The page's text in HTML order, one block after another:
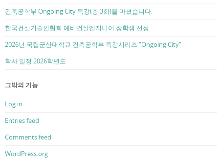
건축공학부 Ongoing City 특강(총 3회)을 마쳤습니다.
한국건설기술인협회 예비건설엔지니어 장학생 선정
2026년 국립군산대학교 건축공학부 특강시리즈 “Ongoing City”
학사 일정 2026학년도
그밖의 기능
Log in
Entries feed
Comments feed
WordPress.org